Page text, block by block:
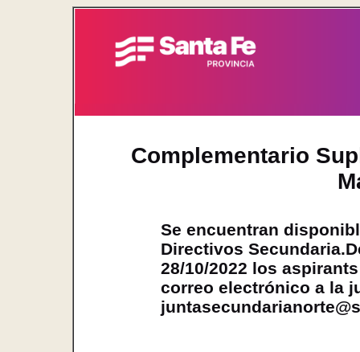
Complementario
Se encuentran
Directivos
28/10/2022 los
correo electrónico a la